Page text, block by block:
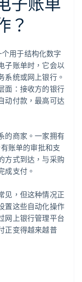
？
用于结构化数字
子账单时，它会以
系统或网上银行。
面：接收方的银行
动付款，最高可达
的商家。一家拥有
账单的审批和支
方式到达，与采购
成支付。
见，但这种情况正
置这些自动化操作
网上银行管理平台
正变得越来越普